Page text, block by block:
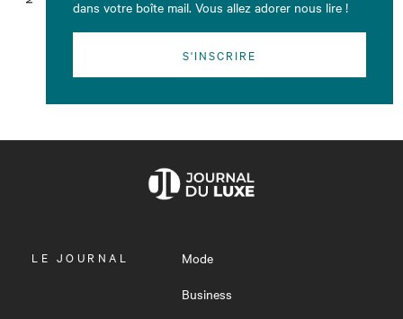
dans votre boîte mail. Vous allez adorer nous lire !
S'INSCRIRE
OUVRIR
LE JOURNAL
Mode
Business